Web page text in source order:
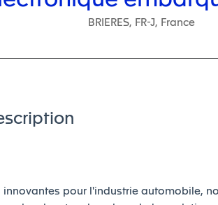
BRIERES, FR-J, France
pour l'industrie automobile,